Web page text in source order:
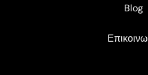
Blog